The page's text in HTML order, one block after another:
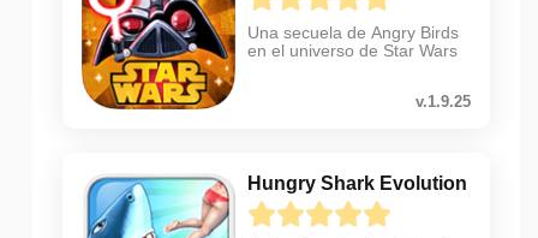
Una secuela de Angry Birds
en el universo de Star Wars
v.1.9.25
Hungry Shark Evolution